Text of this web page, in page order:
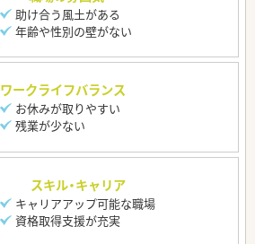
助け合う風土がある
年齢や性別の壁がない
ワークライフバランス
お休みが取りやすい
残業が少ない
スキル・キャリア
キャリアアップ可能な職場
資格取得支援が充実